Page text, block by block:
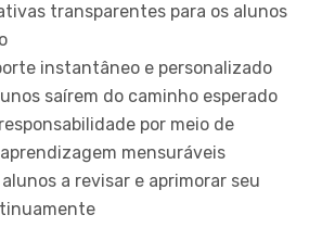
transparentes para os alunos
instantâneo e personalizado
saírem do caminho esperado
por meio de
mensuráveis
a revisar e aprimorar seu